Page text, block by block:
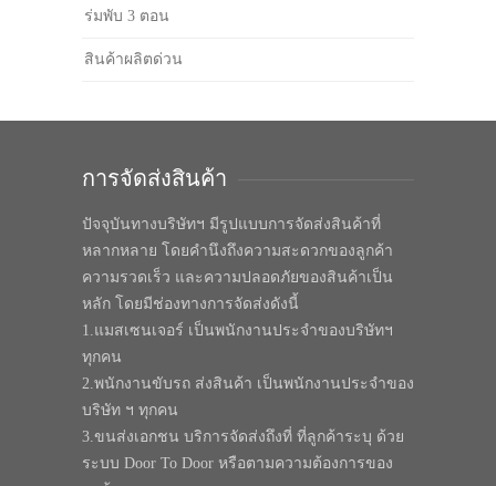
ร่มพับ 3 ตอน
สินค้าผลิตด่วน
การจัดส่งสินค้า
ปัจจุบันทางบริษัทฯ มีรูปแบบการจัดส่งสินค้าที่
หลากหลาย โดยคำนึงถึงความสะดวกของลูกค้า
ความรวดเร็ว และความปลอดภัยของสินค้าเป็น
หลัก โดยมีช่องทางการจัดส่งดังนี้
1.แมสเซนเจอร์ เป็นพนักงานประจำของบริษัทฯ
ทุกคน
2.พนักงานขับรถ ส่งสินค้า เป็นพนักงานประจำของ
บริษัท ฯ ทุกคน
3.ขนส่งเอกชน บริการจัดส่งถึงที่ ที่ลูกค้าระบุ ด้วย
ระบบ Door To Door หรือตามความต้องการของ